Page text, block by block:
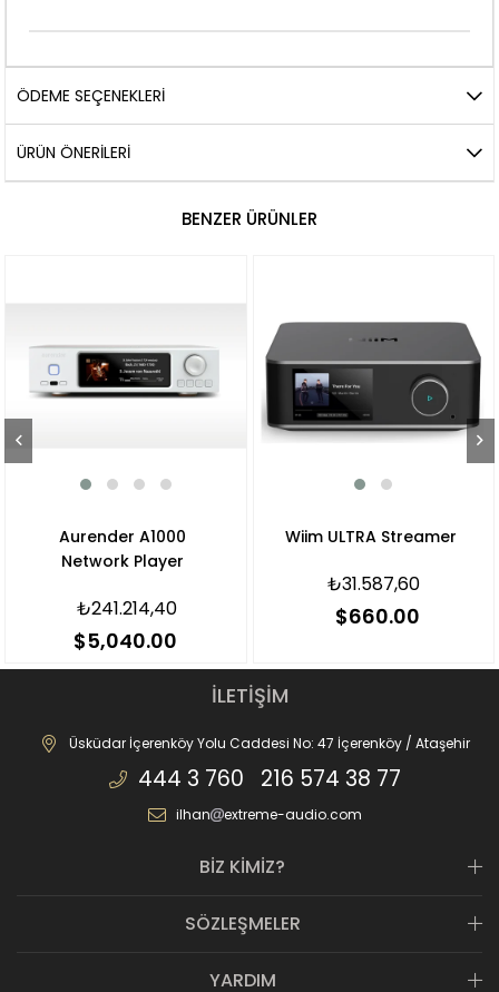
ÖDEME SEÇENEKLERI
ÜRÜN ÖNERILERI
BENZER ÜRÜNLER
Wiim ULTRA Streamer
$660.00
Cary Audio
İLETİŞİM
Üsküdar İçerenköy Yolu Caddesi No: 47 İçerenköy / Ataşehir
444 3 760 216 574 38 77
ilhan extreme-audio.com
BİZ KİMİZ?
SÖZLEŞMELER
YARDIM